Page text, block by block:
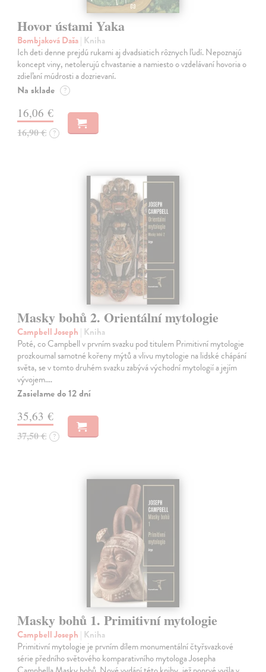
Hovor ústami Yaka
Bombjaková Daša| Kniha
Ich deti denne prejdú rukami aj dvadsiatich rôznych ľudí. Nepoznajú
koncept viny, netolerujú chvastanie a namiesto o vzdelávaní hovoria o
zdieľaní múdrosti a dozrievaní.
Na sklade ?
16,06 €
16,90 € ?
Masky bohů 2. Orientální mytologie
Campbell Joseph | Kniha
Poté, co Campbell v prvním svazku pod titulem Primitivní mytologie
prozkoumal samotné kořeny mýtů a vlivu mytologie na lidské chápání
světa, se v tomto druhém svazku zabývá východní mytologií a jejím
vývojem.…
Zasielame do 12 dní
35,63 €
37,50 € ?
Masky bohů 1. Primitivní mytologie
Campbell Joseph | Kniha
Primitivní mytologie je prvním dílem monumentální čtyřsvazkové
série předního světového komparativního mytologa Josepha